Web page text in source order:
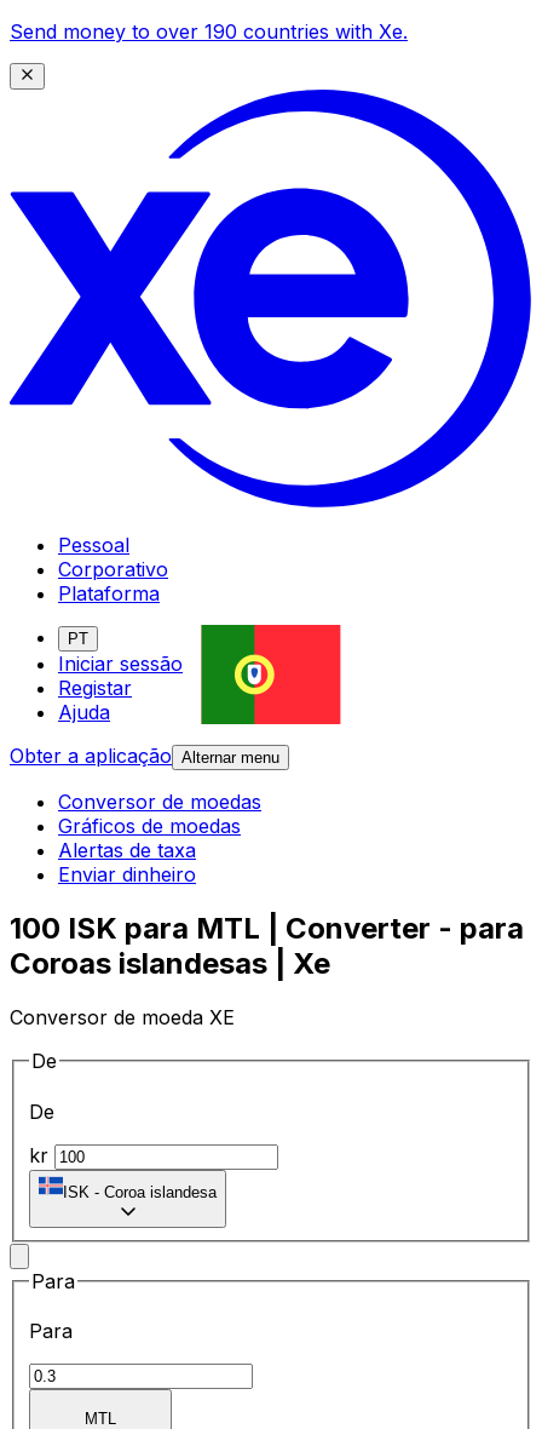
Send money to over 190 countries with Xe.
Pessoal
Corporativo
Plataforma
PT
Iniciar sessão
Registar
Ajuda
Obter a aplicação Alternar menu
Conversor de moedas
Gráficos de moedas
Alertas de taxa
Enviar dinheiro
100 ISK para MTL | Converter - para
Coroas islandesas | Xe
Conversor de moeda XE
De
De
kr
ISK - Coroa islandesa
Para
Para
MTL